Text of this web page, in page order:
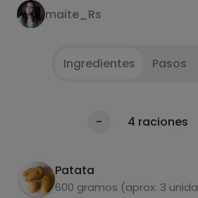
maite_Rs
Ingredientes Pasos
- 4 raciones
Patata
600 gramos (aprox. 3
Corta patata y cebolla
3 Añadir huevo batido y jamón.